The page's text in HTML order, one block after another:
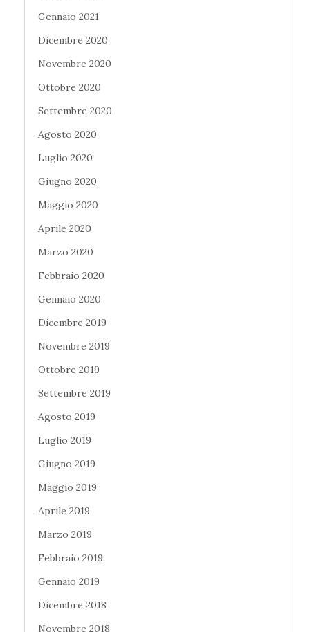
Gennaio 2021
Dicembre 2020
Novembre 2020
Ottobre 2020
Settembre 2020
Agosto 2020
Luglio 2020
Giugno 2020
Maggio 2020
Aprile 2020
Marzo 2020
Febbraio 2020
Gennaio 2020
Dicembre 2019
Novembre 2019
Ottobre 2019
Settembre 2019
Agosto 2019
Luglio 2019
Giugno 2019
Maggio 2019
Aprile 2019
Marzo 2019
Febbraio 2019
Gennaio 2019
Dicembre 2018
Novembre 2018